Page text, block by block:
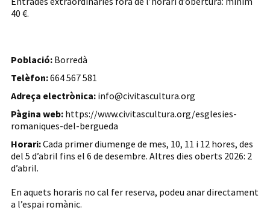
40 €.
Població: Borredà
Telèfon:664 567 581
Adreça electrònica: info@civitascultura.org
Pàgina web: https://www.civitascultura.org/esglesies-
romaniques-del-bergueda
Horari:Cada primer diumenge de mes, 10, 11 i 12 hores, des
del 5 d’abril fins el 6 de desembre. Altres dies oberts 2026: 2
d’abril.
En aquets horaris no cal fer reserva, podeu anar directament
a l’espai romànic.